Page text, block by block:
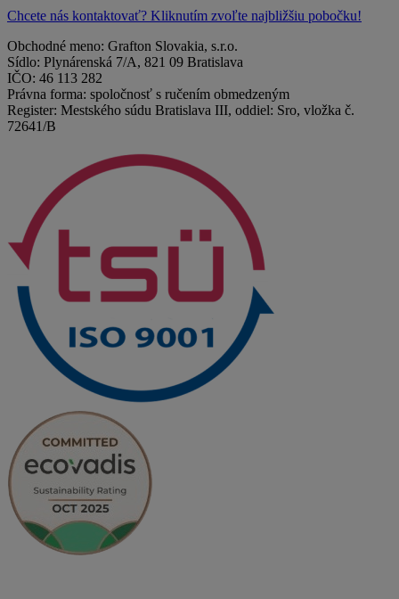
Chcete nás kontaktovať? Kliknutím zvoľte najbližšiu pobočku!
Obchodné meno: Grafton Slovakia, s.r.o.
Sídlo: Plynárenská 7/A, 821 09 Bratislava
IČO: 46 113 282
Právna forma: spoločnosť s ručením obmedzeným
Register: Mestského súdu Bratislava III, oddiel: Sro, vložka č.
72641/B